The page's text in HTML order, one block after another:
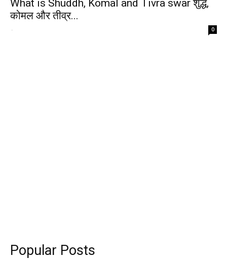
What is Shuddh, Komal and Tivra swar शुद्ध,
कोमल और तीव्र...
- 0
Popular Posts